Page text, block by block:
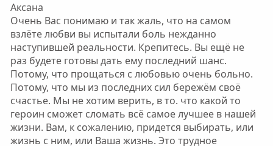
Аксана
Очень Вас понимаю и так жаль, что на самом
взлёте любви вы испытали боль нежданно
наступившей реальности. Крепитесь. Вы ещё не
раз будете готовы дать ему последний шанс.
Потому, что прощаться с любовью очень больно.
Потому, что мы из последних сил бережём своё
счастье. Мы не хотим верить, в то. что какой то
героин сможет сломать всё самое лучшее в нашей
жизни. Вам, к сожалению, придется выбирать, или
жизнь с ним, или Ваша жизнь. Это трудное